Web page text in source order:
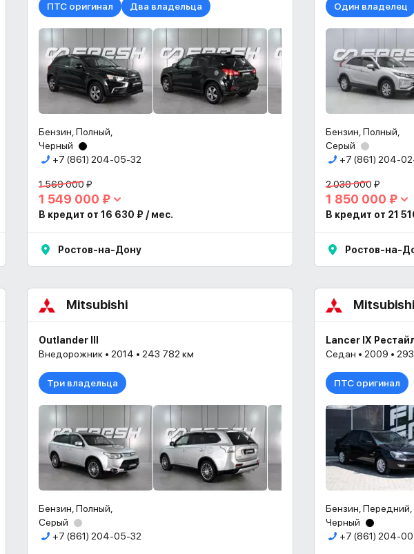
ПТС оригинал Два владельца
Бензин, Полный,
Черный
+7 (861) 204-05-32
1 569 000 ₽
1 549 000 ₽
В кредит от 16 630 ₽ / мес.
Ростов-на-Дону
Один владелец
Бензин, Полный,
Серый
+7 (861) 204-
2 030 000 ₽
1 850 000 ₽
В кредит от 21
Ростов-на-
Mitsubishi
Outlander III
Внедорожник • 2014 • 243 782 км
Три владельца
Бензин, Полный,
Серый
+7 (861) 204-05-32
Mitsubishi
Lancer IX
Седан • 2009 •
ПТС оригинал
Бензин, Передний,
Черный
+7 (861) 204-